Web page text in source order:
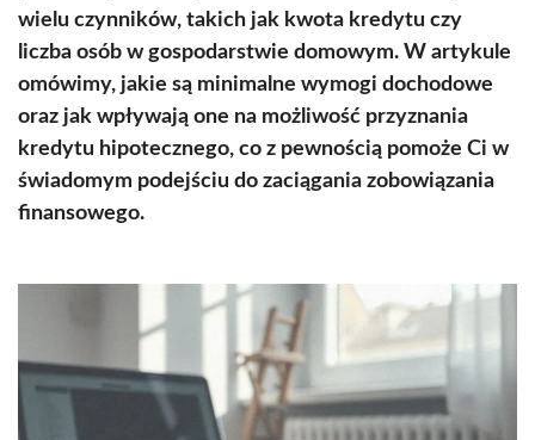
wielu czynników, takich jak kwota kredytu czy
liczba osób w gospodarstwie domowym. W artykule
omówimy, jakie są minimalne wymogi dochodowe
oraz jak wpływają one na możliwość przyznania
kredytu hipotecznego, co z pewnością pomoże Ci w
świadomym podejściu do zaciągania zobowiązania
finansowego.